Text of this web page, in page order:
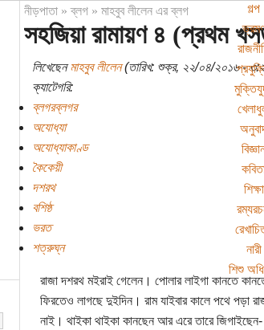
গল্প
শিক্ষা
নারী
শিশু
নীড়পাতা»ব্লগ» মাহবুব লীলেন এর ব্লগ
সহজিয়া রামায়ণ ৪ (প্রথম
লিখেছেনমাহবুব লীলেন(তারিখ: শুক্র, ২২/০৪/২০১৬ -
ক্যাটেগরি:
ব্লগরব্লগর
অযোধ্যা
অযোধ্যাকাণ্ড
কৈকেয়ী
দশরথ
বশিষ্ঠ
ভরত
শত্রুঘ্ন
রাজা দশরথ মইরাই গেলেন। পোলার লাইগা কানতে
ফিরতেও লাগছে দুইদিন। রাম যাইবার কালে পথে পড়া
নাই। থাইকা থাইকা কানছেন আর এরে তারে জিগাইছেন-